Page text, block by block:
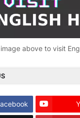
above to visit